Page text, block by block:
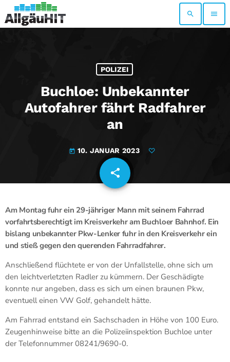
search menu
POLIZEI
Buchloe: Unbekannter
Autofahrer fährt Radfahrer
an
today 10. JANUAR 2023
share
email
Am Montag fuhr ein 29-jähriger Mann mit seinem Fahrrad
vorfahrtsberechtigt im Kreisverkehr am Buchloer Bahnhof. Ein
bislang unbekannter Pkw-Lenker fuhr in den Kreisverkehr ein
und stieß gegen den querenden Fahrradfahrer.
Anschließend flüchtete er von der Unfallstelle, ohne sich um
den leichtverletzten Radler zu kümmern. Der Geschädigte
konnte nur angeben, dass es sich um einen braunen Pkw,
eventuell einen VW Golf, gehandelt hätte.
Am Fahrrad entstand ein Sachschaden in Höhe von 100 Euro.
Zeugenhinweise bitte an die Polizeiinspektion Buchloe unter
der Telefonnummer 08241/9690-0.